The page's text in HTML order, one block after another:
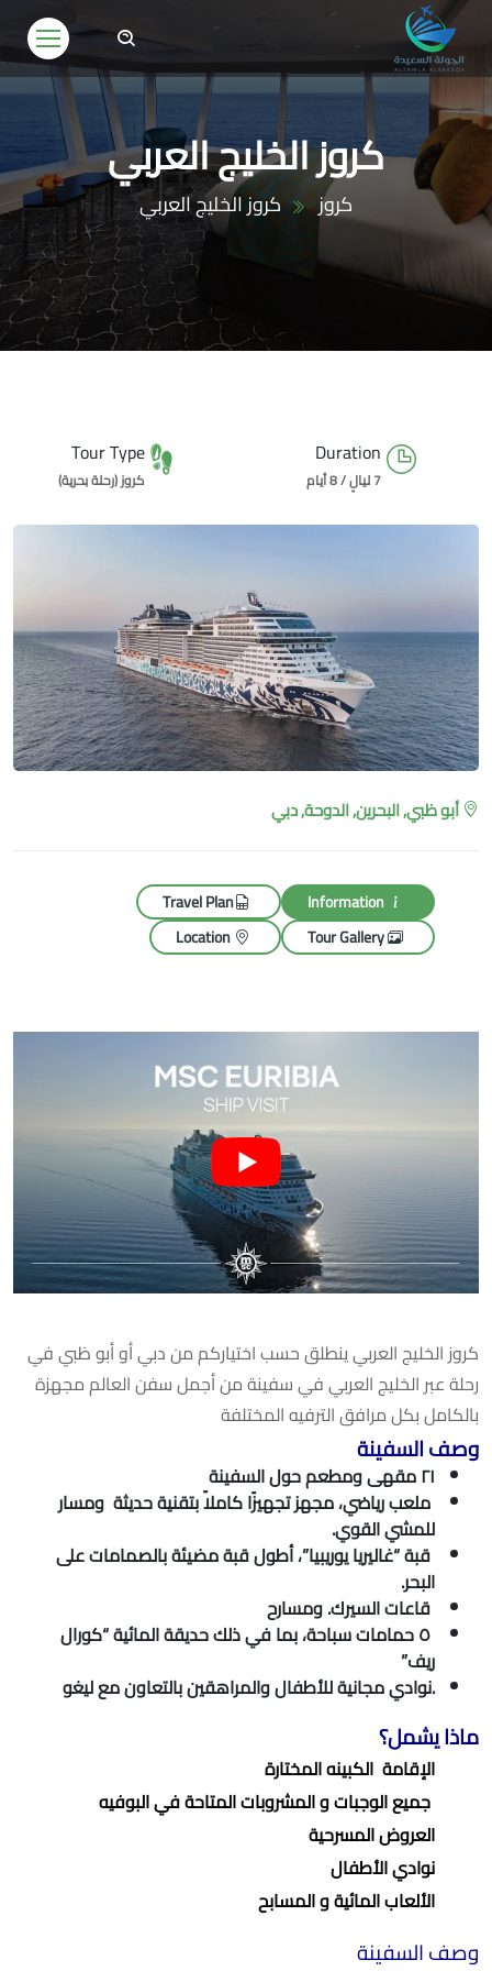
كروز الخليج العربي
كروز كروز الخليج العربي
Duration
7 ليالٍ / 8 أيام
Tour Type
كروز (رحلة بحرية)
أبو ظبي, البحرين, الدوحة, دبي
Travel Plan
كروز الخليج العربي ينطلق حسب اختياركم من دبي أو أبو ظبي في
رحلة عبر الخليج العربي في سفينة من أجمل سفن العالم مجهزة
بالكامل بكل مرافق الترفيه المختلفة
وصف السفينة
٢١ مقهى ومطعم حول السفينة
ملعب رياضي، مجهز تجهيزًا كاملاً بتقنية حديثة ومسار
للمشي القوي.
قبة “غاليريا يوريبيا”، أطول قبة مضيئة بالصمامات على
البحر.
قاعات السيرك. ومسارح
٥ حمامات سباحة، بما في ذلك حديقة المائية “كورال
ريف”
.نوادي مجانية للأطفال والمراهقين بالتعاون مع ليغو
ماذا يشمل؟
الإقامة الكبينه المختارة
‏ جميع الوجبات و المشروبات المتاحة في البوفيه
‏العروض المسرحية
‏نوادي الأطفال
الألعاب المائية و المسابح
وصف السفينة